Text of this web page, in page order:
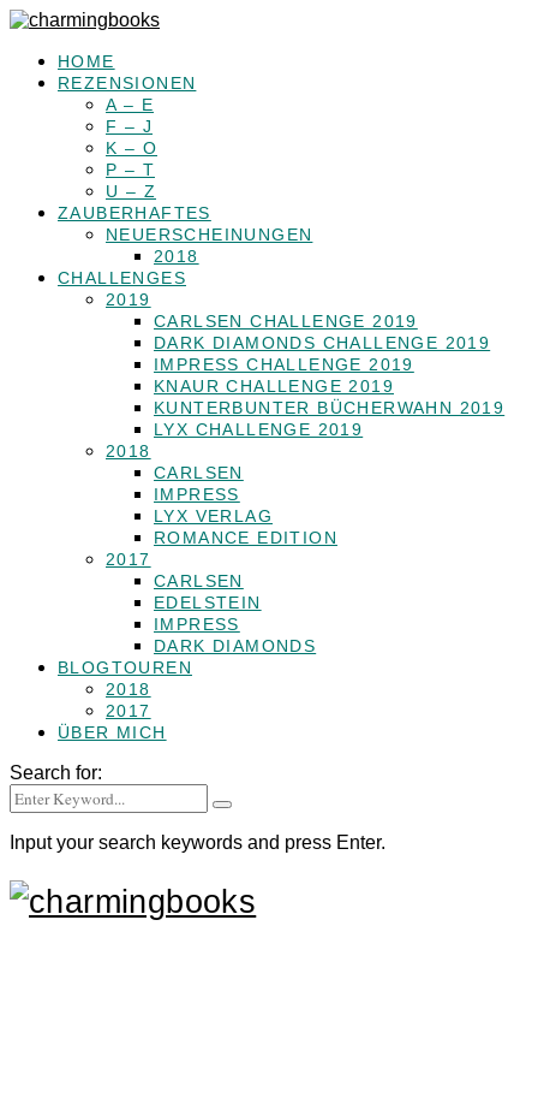
HOME
REZENSIONEN
A – E
F – J
K – O
P – T
U – Z
ZAUBERHAFTES
NEUERSCHEINUNGEN
2018
CHALLENGES
2019
CARLSEN CHALLENGE 2019
DARK DIAMONDS CHALLENGE 2019
IMPRESS CHALLENGE 2019
KNAUR CHALLENGE 2019
KUNTERBUNTER BÜCHERWAHN 2019
LYX CHALLENGE 2019
2018
CARLSEN
IMPRESS
LYX VERLAG
ROMANCE EDITION
2017
CARLSEN
EDELSTEIN
IMPRESS
DARK DIAMONDS
BLOGTOUREN
2018
2017
ÜBER MICH
Search for:
Input your search keywords and press Enter.